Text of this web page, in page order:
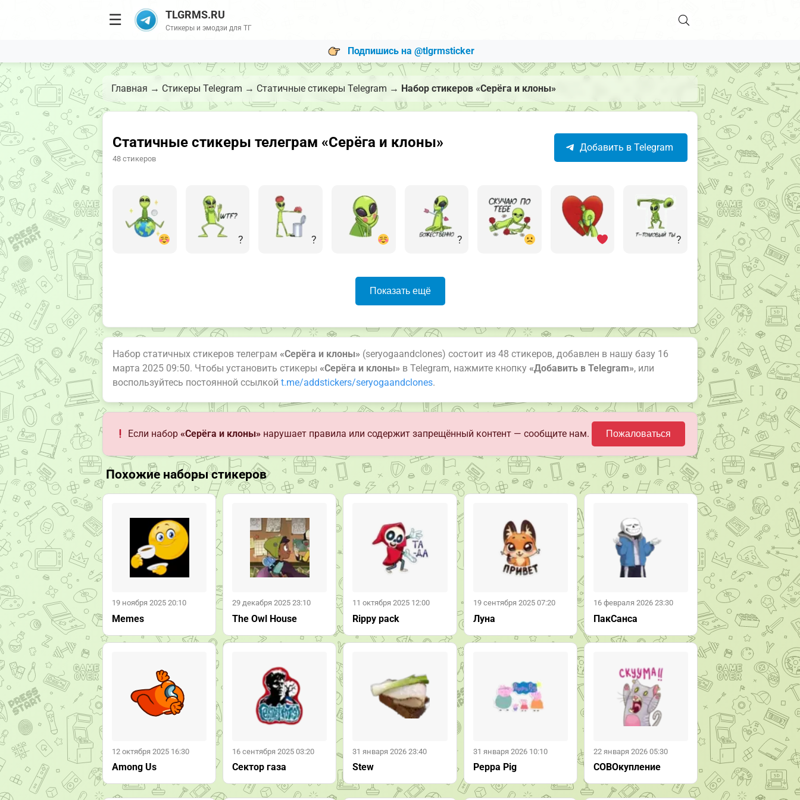
☰ TLGRMS.RU
Стикеры и эмодзи для ТГ
Подпишись на @tlgrmsticker
Главная → Стикеры Telegram → Статичные стикеры Telegram → Набор стикеров «Серёга и клоны»
Статичные стикеры телеграм «Серёга и клоны»
48 стикеров
Добавить в Telegram
? ? ? ?
Показать ещё
Набор статичных стикеров телеграм «Серёга и клоны» (seryogaandclones) состоит из 48 стикеров, добавлен в нашу базу 16
марта 2025 09:50. Чтобы установить стикеры «Серёга и клоны» в Telegram, нажмите кнопку «Добавить в Telegram», или
воспользуйтесь постоянной ссылкой t.me/addstickers/seryogaandclones.
Если набор«Серёга и клоны» нарушает правила или содержит запрещённый контент — сообщите нам. Пожаловаться
Похожие наборы стикеров
19 ноября 2025 20:10
Memes
29 декабря 2025 23:10
The Owl House
11 октября 2025 12:00
Rippy pack
19 сентября 2025 07:20
Луна
16 февраля 2026 23:30
ПакСанса
12 октября 2025 16:30
Among Us
16 сентября 2025 03:20
Сектор газа
31 января 2026 23:40
Stew
31 января 2026 10:10
Peppa Pig
22 января 2026 05:30
СОВОкупление